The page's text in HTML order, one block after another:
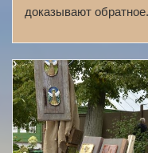
доказывают